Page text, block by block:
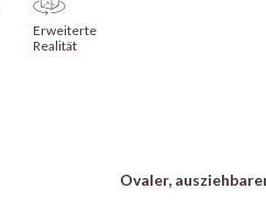
Erweiterte
Realität
Ovaler,